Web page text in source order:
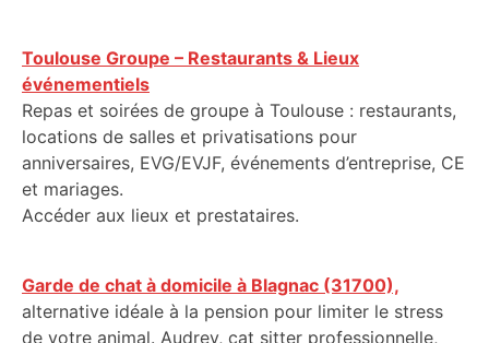
Toulouse Groupe – Restaurants & Lieux
événementiels
Repas et soirées de groupe à Toulouse : restaurants,
locations de salles et privatisations pour
anniversaires, EVG/EVJF, événements d’entreprise, CE
et mariages.
Accéder aux lieux et prestataires.
Garde de chat à domicile à Blagnac (31700),
alternative idéale à la pension pour limiter le stress
de votre animal. Audrey, cat sitter professionnelle,